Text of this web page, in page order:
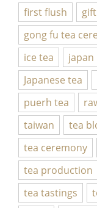
first flush
gong fu tea
ice tea
japan
Japanese tea
puerh tea
taiwan
tea
tea ceremony
tea production
tea tastings